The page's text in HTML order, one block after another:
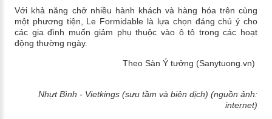
Với khả năng chở nhiều hành khách và hàng hóa trên cùng
một phương tiện, Le Formidable là lựa chọn đáng chú ý cho
các gia đình muốn giảm phụ thuộc vào ô tô trong các hoạt
động thường ngày.
Theo Sàn Ý tưởng (Sanytuong.vn)
Nhựt Bình - Vietkings (sưu tầm và biên dịch) (nguồn ảnh:
internet)